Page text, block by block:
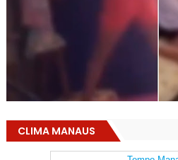
CLIMA MANAUS